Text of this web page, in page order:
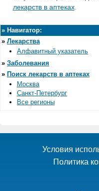
лекарств в аптеках.
» Навигатор:
» Лекарства
Алфавитный указатель
» Заболевания
» Поиск лекарств в аптеках
Москва
Санкт-Петербург
Все регионы
Условия
Политика